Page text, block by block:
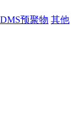
预聚物 其他